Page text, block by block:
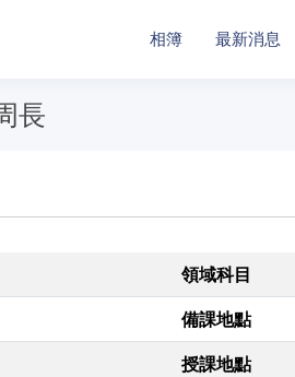
相簿 最新消息
長
領域科目
備課地點
授課地點